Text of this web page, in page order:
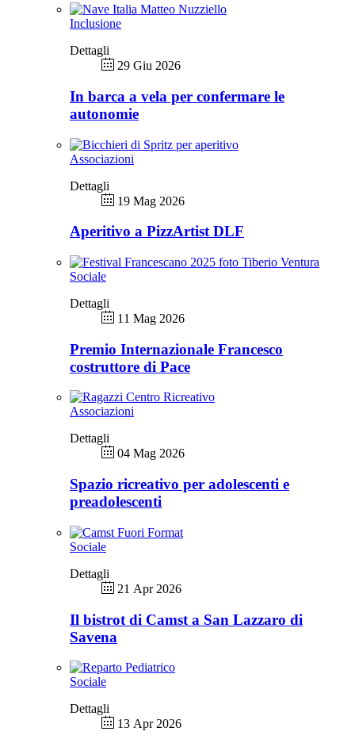
Inclusione
Dettagli
29 Giu 2026
In barca a vela per confermare le
autonomie
Associazioni
Dettagli
19 Mag 2026
Aperitivo a PizzArtist DLF
Sociale
Dettagli
11 Mag 2026
Premio Internazionale Francesco
costruttore di Pace
Associazioni
Dettagli
04 Mag 2026
Spazio ricreativo per adolescenti e
preadolescenti
Sociale
Dettagli
21 Apr 2026
Il bistrot di Camst a San Lazzaro di
Savena
Sociale
Dettagli
13 Apr 2026